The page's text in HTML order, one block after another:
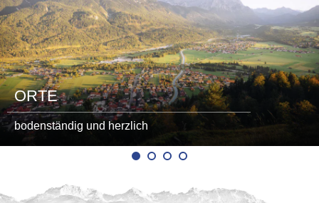
ORTE
bodenständig und herzlich